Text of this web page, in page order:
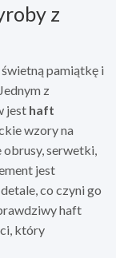
z
pamiątkę i
z
jest haft
wzory na
obrusy, serwetki,
jest
co czyni go
haft
który